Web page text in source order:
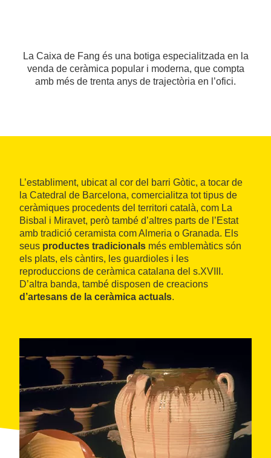
La Caixa de Fang és una botiga especialitzada en la
venda de ceràmica popular i moderna, que compta
amb més de trenta anys de trajectòria en l’ofici.
L’establiment, ubicat al cor del barri Gòtic, a tocar de
la Catedral de Barcelona, comercialitza tot tipus de
ceràmiques procedents del territori català, com La
Bisbal i Miravet, però també d’altres parts de l’Estat
amb tradició ceramista com Almeria o Granada. Els
seus productes tradicionals més emblemàtics són
els plats, els càntirs, les guardioles i les
reproduccions de ceràmica catalana del s.XVIII.
D’altra banda, també disposen de creacions
d’artesans de la ceràmica actuals.